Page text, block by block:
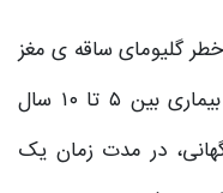
گلیومای ساقه ی مغز
هستند. بیشتر بیماران مبتلا به این بیماری بین ۵ تا ۱۰ سال
در مدت زمان یک